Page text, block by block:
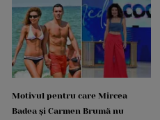
Motivul pentru care Mircea
Badea și Carmen Brumă nu